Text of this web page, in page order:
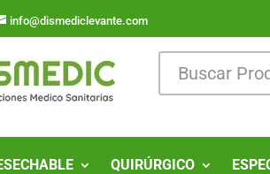
info@dismediclevante.com
QUIRÚRGICO